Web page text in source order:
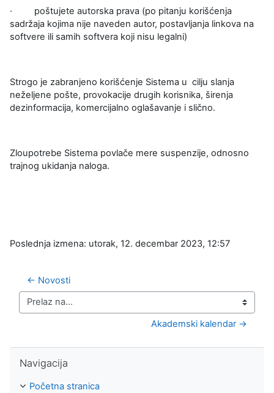
· poštujete autorska prava (po pitanju korišćenja
sadržaja kojima nije naveden autor, postavljanja linkova na
softvere ili samih softvera koji nisu legalni)
Strogo je zabranjeno korišćenje Sistema u cilju slanja
neželjene pošte, provokacije drugih korisnika, širenja
dezinformacija, komercijalno oglašavanje i slično.
Zloupotrebe Sistema povlače mere suspenzije, odnosno
trajnog ukidanja naloga.
Poslednja izmena: utorak, 12. decembar 2023, 12:57
← Novosti
Prelaz na...
Akademski kalendar →
Navigacija
Početna stranica